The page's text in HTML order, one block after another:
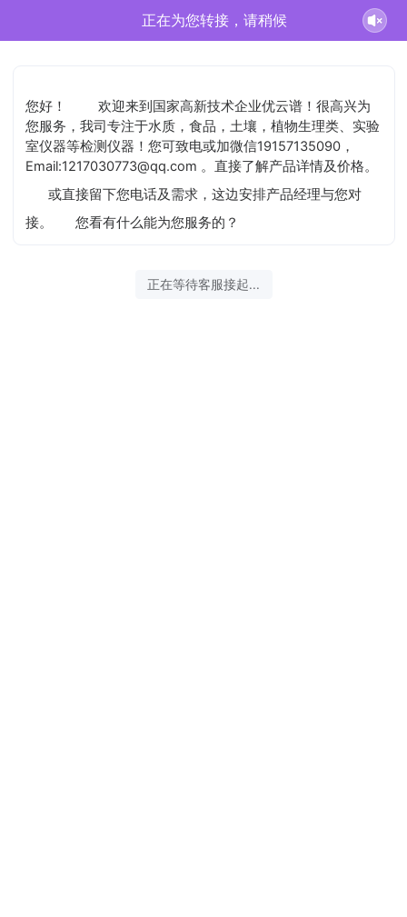
正在为您转接，请稍候
您好！
欢迎来到国家高新技术企业优云谱！很高兴为
您服务，我司专注于水质，食品，土壤，植物生理类、实验
室仪器等检测仪器！您可致电或加微信19157135090，
Email:1217030773@qq.com 。直接了解产品详情及价格。
或直接留下您电话及需求，这边安排产品经理与您对
接。
您看有什么能为您服务的？
正在等待客服接起...